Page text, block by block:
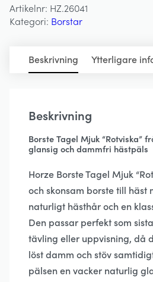
-
HORZE
Artikelnr: HZ.26041
Kategori: Borstar
Beskrivning Ytterligare
Beskrivning
Borste Tagel Mjuk “Rotviska”
glansig och dammfri hästpäls
Horze Borste Tagel Mjuk
och skonsam borste till häst
naturligt hästhår och en
Den passar perfekt som
tävling eller uppvisning, då
löst damm och stöv
pälsen en vacker naturlig